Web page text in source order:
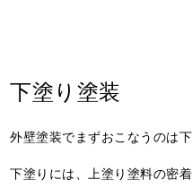
下塗り塗装
外壁塗装でまずおこなうのは下
下塗りには、上塗り塗料の密